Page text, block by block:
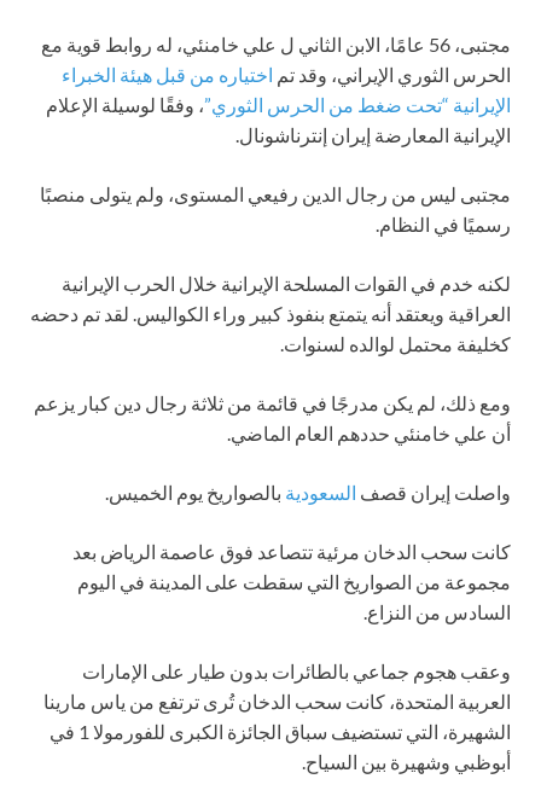
مجتبى، 56 عامًا، الابن الثاني ل علي خامنئي، له روابط قوية مع
الحرس الثوري الإيراني، وقد تم اختياره من قبل هيئة الخبراء
الإيرانية “تحت ضغط من الحرس الثوري”، وفقًا لوسيلة الإعلام
الإيرانية المعارضة إيران إنترناشونال.
مجتبى ليس من رجال الدين رفيعي المستوى، ولم يتولى منصبًا
رسميًا في النظام.
لكنه خدم في القوات المسلحة الإيرانية خلال الحرب الإيرانية
العراقية ويعتقد أنه يتمتع بنفوذ كبير وراء الكواليس. لقد تم دحضه
كخليفة محتمل لوالده لسنوات.
ومع ذلك، لم يكن مدرجًا في قائمة من ثلاثة رجال دين كبار يزعم
أن علي خامنئي حددهم العام الماضي.
واصلت إيران قصف السعودية بالصواريخ يوم الخميس.
كانت سحب الدخان مرئية تتصاعد فوق عاصمة الرياض بعد
مجموعة من الصواريخ التي سقطت على المدينة في اليوم
السادس من النزاع.
وعقب هجوم جماعي بالطائرات بدون طيار على الإمارات
العربية المتحدة، كانت سحب الدخان تُرى ترتفع من ياس مارينا
الشهيرة، التي تستضيف سباق الجائزة الكبرى للفورمولا 1 في
أبوظبي وشهيرة بين السياح.